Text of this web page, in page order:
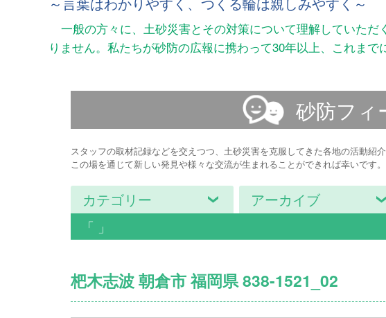
一般の方々に、土砂災害とその対策について理解していた
りません。私たちが砂防の広報に携わって30年以上、これま
砂防フィ
スタッフの取材記録などを交えつつ、土砂災害を克服してきた各地の活動紹
この場を通じて新しい発見や様々な交流が生まれることができれば幸いです。
カテゴリー アーカイブ
「 」
杷木志波 朝倉市 福岡県 838-1521_02